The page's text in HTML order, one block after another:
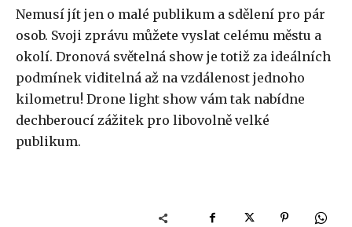
Nemusí jít jen o malé publikum a sdělení pro pár
osob. Svoji zprávu můžete vyslat celému městu a
okolí. Dronová světelná show je totiž za ideálních
podmínek viditelná až na vzdálenost jednoho
kilometru! Drone light show vám tak nabídne
dechberoucí zážitek pro libovolně velké
publikum.